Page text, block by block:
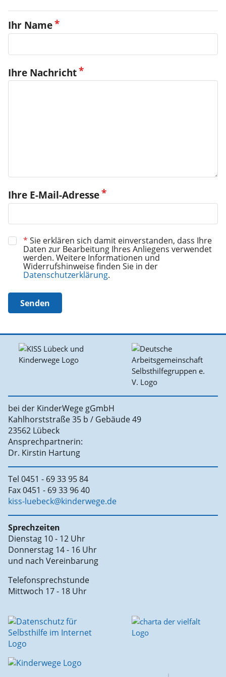
Ihr Name
Ihre Nachricht
Ihre E-Mail-Adresse
* Sie erklären sich damit einverstanden, dass Ihre
Daten zur Bearbeitung Ihres Anliegens verwendet
werden. Weitere Informationen und
Widerrufshinweise finden Sie in der
Datenschutzerklärung.
Senden
bei der KinderWege gGmbH
Kahlhorststraße 35 b / Gebäude 49
23562 Lübeck
Ansprechpartnerin:
Dr. Kirstin Hartung
Tel 0451 - 69 33 95 84
Fax 0451 - 69 33 96 40
kiss-luebeck@kinderwege.de
Sprechzeiten
Dienstag 10 - 12 Uhr
Donnerstag 14 - 16 Uhr
und nach Vereinbarung
Telefonsprechstunde
Mittwoch 17 - 18 Uhr